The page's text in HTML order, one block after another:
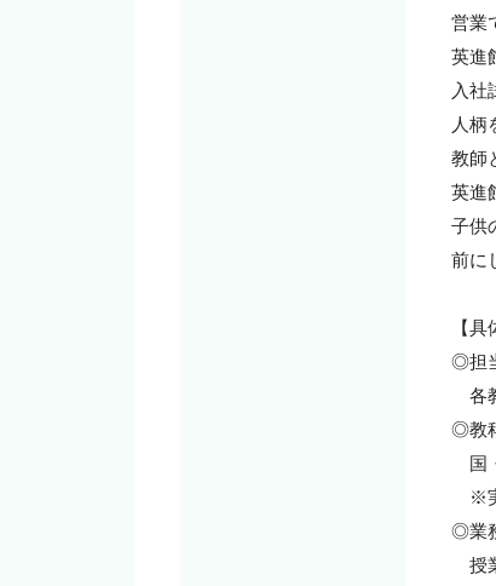
営業
英進
入社
人柄
教師
英進
子供
前に
【
◎担
各
◎教
国
※実
◎業
授